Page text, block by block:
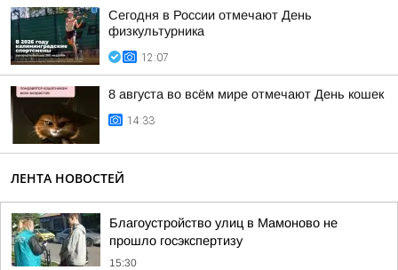
Сегодня в России отмечают День
физкультурника
12:07
8 августа во всём мире отмечают День кошек
14:33
ЛЕНТА НОВОСТЕЙ
Благоустройство улиц в Мамоново не
прошло госэкспертизу
15:30